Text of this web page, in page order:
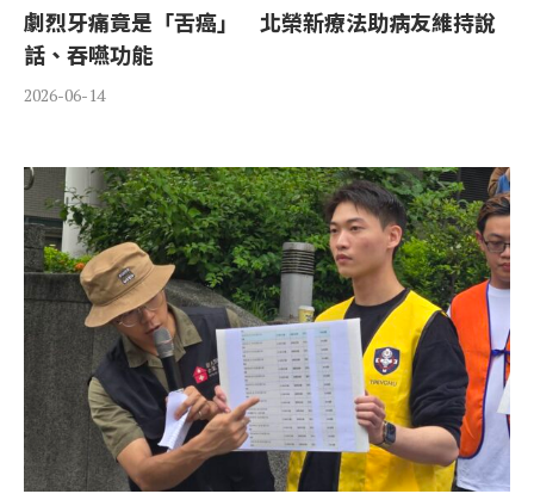
劇烈牙痛竟是「舌癌」 北榮新療法助病友維持說
話、吞嚥功能
2026-06-14